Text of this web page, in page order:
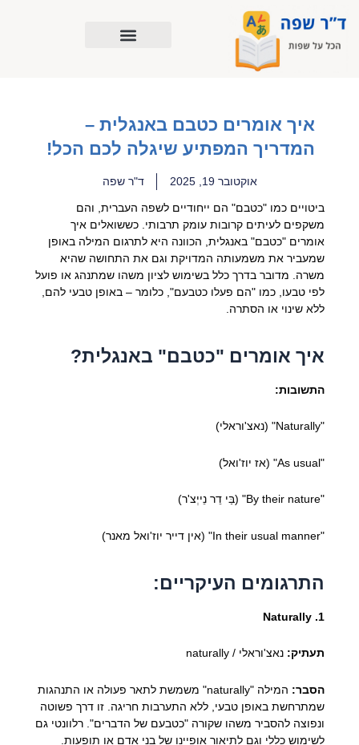
לתוכן
איך אומרים כטבם באנגלית –
המדריך המפתיע שיגלה לכם הכל!
אוקטובר 19, 2025 ד"ר שפה
ביטויים כמו "כטבם" הם ייחודיים לשפה העברית, והם
משקפים לעיתים קרובות עומק תרבותי. כששואלים איך
אומרים "כטבם" באנגלית, הכוונה היא לתרגום המילה באופן
שמעביר את משמעותה המדויקת וגם את התחושה שהיא
משרה. מדובר בדרך כלל בשימוש לציון משהו שמתנהג או פועל
לפי טבעו, כמו "הם פעלו כטבעם", כלומר – באופן טבעי להם,
ללא שינוי או הסתרה.
איך אומרים "כטבם" באנגלית?
התשובות:
"Naturally" (נאצ'וראלי)
"As usual" (אז יוז'ואל)
"By their nature" (בַּי דֵר נֵייְצ'ר)
"In their usual manner" (אין דייר יוז'ואל מאנר)
התרגומים העיקריים:
1. Naturally
תעתיק: נאצ'וראלי / naturally
הסבר:
המילה "naturally" משמשת לתאר פעולה או התנהגות
שמתרחשת באופן טבעי, ללא התערבות חריגה. זו דרך פשוטה
ונפוצה להסביר משהו שקורה "כטבעם של הדברים". רלוונטי גם
לשימוש כללי וגם לתיאור אופיינו של בני אדם או תופעות.